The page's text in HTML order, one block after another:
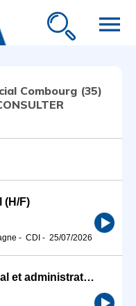
menu
Combourg (35)
(H/F)
- CDI - 25/07/2026
Chargé(e) de suivi commercial et administration des ventes (H/F)